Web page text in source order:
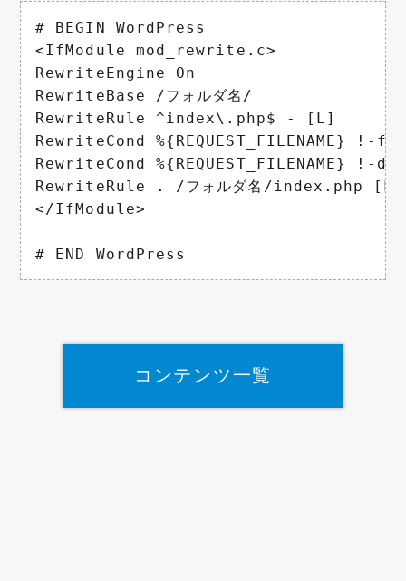
# BEGIN WordPress
<IfModule mod_rewrite.c>
RewriteEngine On
RewriteBase /フォルダ名/
RewriteRule ^index\.php$ - [L]
RewriteCond %{REQUEST_FILENAME} !-f
RewriteCond %{REQUEST_FILENAME} !-d
RewriteRule . /フォルダ名/index.php [L]
</IfModule>
# END WordPress
コンテンツ一覧